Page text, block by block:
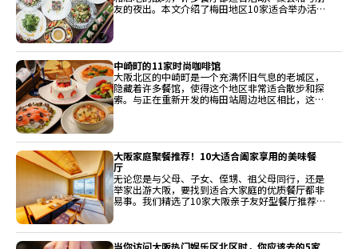
友的夜出。本文介绍了梅田地区10家适合举办活
能很难选择！
中崎町的11家时尚咖啡馆
大阪北区的中崎町是一个充满怀旧气息的老城区，
隐藏着许多餐馆，使得这个地区非常适合散步和探
索。与正在重新开发的梅田站周边地区相比，这里
是中崎地区的11家时尚咖啡馆！
大阪家庭聚餐推荐！10大适合阖家享用的美味餐
厅
无论您是与父母、子女、侄甥、祖父母同行，还是
举家出游大阪，要找到适合大家庭的优质餐厅都非
易事。我们精选了10家大阪亲子友好型餐厅推荐
当你访问大阪热门娱乐区北区时，你应该去的5家